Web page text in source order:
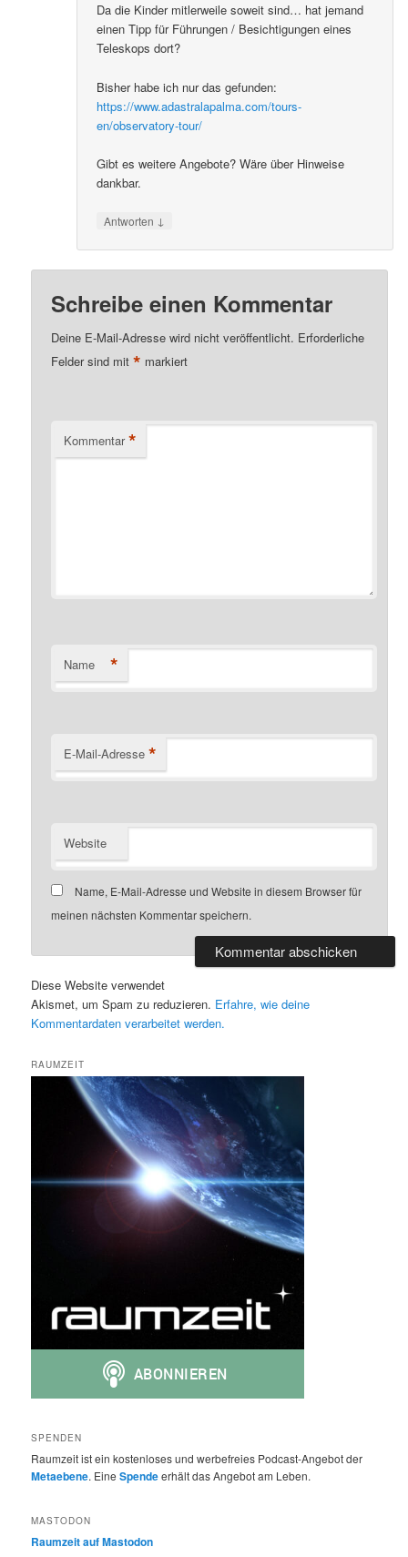
Da die Kinder mitlerweile soweit sind… hat jemand
einen Tipp für Führungen / Besichtigungen eines
Teleskops dort?
Bisher habe ich nur das gefunden:
https://www.adastralapalma.com/tours-
en/observatory-tour/
Gibt es weitere Angebote? Wäre über Hinweise
dankbar.
Antworten ↓
Schreibe einen Kommentar
Deine E-Mail-Adresse wird nicht veröffentlicht. Erforderliche
Felder sind mit* markiert
Kommentar *
Name *
E-Mail-Adresse *
Website
Name, E-Mail-Adresse und Website in diesem Browser für
meinen nächsten Kommentar speichern.
Diese Website verwendet
Akismet, um Spam zu reduzieren. Erfahre, wie deine
Kommentardaten verarbeitet werden.
RAUMZEIT
SPENDEN
Raumzeit ist ein kostenloses und werbefreies Podcast-Angebot der
Metaebene. EineSpendeerhält das Angebot am Leben.
MASTODON
Raumzeit auf Mastodon